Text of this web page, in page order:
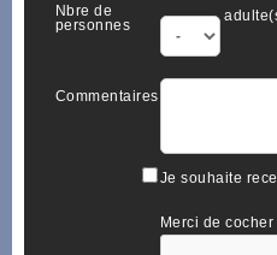
Nbre de
personnes
Commentaires
Je souhaite
Merci de